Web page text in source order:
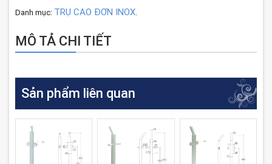
Danh mục: TRỤ CAO ĐƠN INOX
MÔ TẢ CHI TIẾT
Sản phẩm liên quan